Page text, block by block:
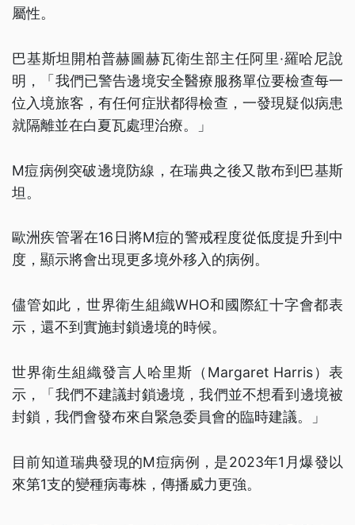
屬性。
巴基斯坦開柏普赫圖赫瓦衛生部主任阿里·羅哈尼說
明，「我們已警告邊境安全醫療服務單位要檢查每一
位入境旅客，有任何症狀都得檢查，一發現疑似病患
就隔離並在白夏瓦處理治療。」
M痘病例突破邊境防線，在瑞典之後又散布到巴基斯
坦。
歐洲疾管署在16日將M痘的警戒程度從低度提升到中
度，顯示將會出現更多境外移入的病例。
儘管如此，世界衛生組織WHO和國際紅十字會都表
示，還不到實施封鎖邊境的時候。
世界衛生組織發言人哈里斯（Margaret Harris）表
示，「我們不建議封鎖邊境，我們並不想看到邊境被
封鎖，我們會發布來自緊急委員會的臨時建議。」
目前知道瑞典發現的M痘病例，是2023年1月爆發以
來第1支的變種病毒株，傳播威力更強。